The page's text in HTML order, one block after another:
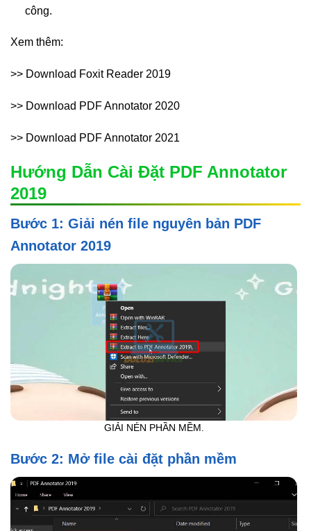
công.
Xem thêm:
>> Download Foxit Reader 2019
>> Download PDF Annotator 2020
>> Download PDF Annotator 2021
Hướng Dẫn Cài Đặt PDF Annotator
2019
Bước 1: Giải nén file nguyên bản PDF
Annotator 2019
GIẢI NÉN PHẦN MỀM.
Bước 2: Mở file cài đặt phần mềm